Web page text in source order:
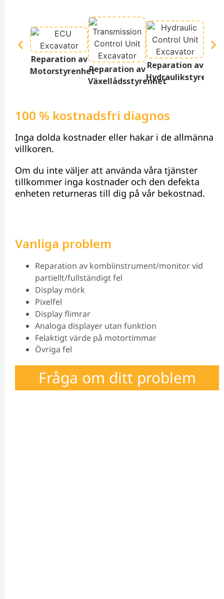
Reparation av
MotorstyrenhetReparation av
Växellådsstyrenhet
Reparation av
100 % kostnadsfri diagnos
Inga dolda kostnader eller hakar i de allmänna
villkoren.
Om du inte väljer att använda våra tjänster
tillkommer inga kostnader och den defekta
enheten returneras till dig på vår bekostnad.
Vanliga problem
Reparation av kombiinstrument/monitor vid
partiellt/fullständigt fel
Display mörk
Pixelfel
Display flimrar
Analoga displayer utan funktion
Felaktigt värde på motortimmar
Övriga fel
Fråga om ditt problem